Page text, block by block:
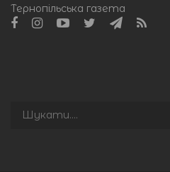
Тернопільська газета
Пошук